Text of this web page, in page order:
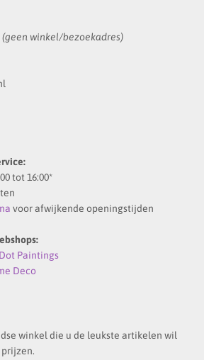
(geen winkel/bezoekadres)
tot 16:00*
voor afwijkende openingstijden
Paintings
Deco
winkel die u de leukste artikelen wil